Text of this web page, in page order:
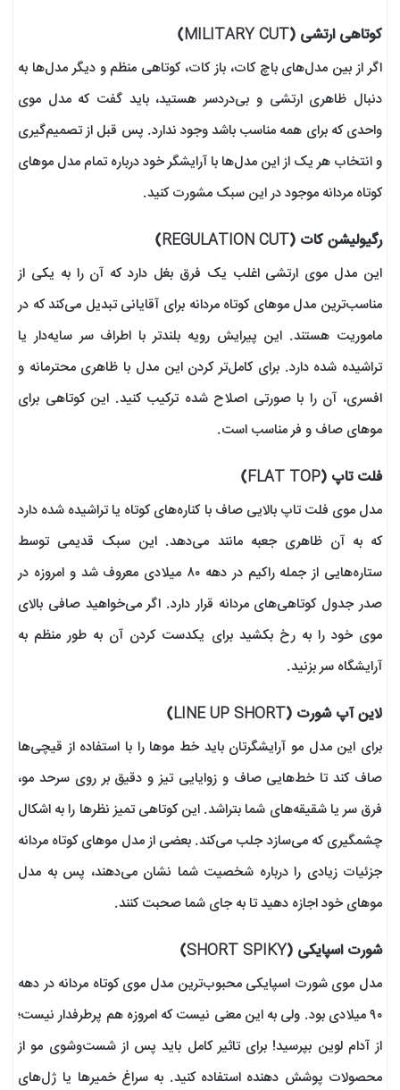
کوتاهی ارتشی (MILITARY CUT)
اگر از بین مدل‌های باچ کات، باز کات، کوتاهی منظم و دیگر مدل‌ها به
دنبال ظاهری ارتشی و بی‌دردسر هستید، باید گفت که مدل موی
واحدی که برای همه مناسب باشد وجود ندارد. پس قبل از تصمیم‌گیری
و انتخاب هر یک از این مدل‌ها با آرایشگر خود درباره تمام مدل‌ موهای
کوتاه مردانه موجود در این سبک مشورت کنید.
رگیولیشن کات (REGULATION CUT)
این مدل موی ارتشی اغلب یک فرق بغل دارد که آن را به یکی از
مناسب‌ترین مدل موهای کوتاه مردانه برای آقایانی تبدیل می‌کند که در
ماموریت هستند. این پیرایش رویه بلندتر با اطراف سر سایه‌دار یا
تراشیده شده دارد. برای کامل‌تر کردن این مدل با ظاهری محترمانه و
افسری، آن را با صورتی اصلاح شده ترکیب کنید. این کوتاهی برای
موهای صاف و فر مناسب است.
فلت تاپ (FLAT TOP)
مدل موی فلت تاپ بالایی صاف با کناره‌های کوتاه یا تراشیده شده دارد
که به آن ظاهری جعبه مانند می‌دهد. این سبک قدیمی توسط
ستاره‌هایی از جمله راکیم در دهه ۸۰ میلادی معروف شد و امروزه در
صدر جدول کوتاهی‌های مردانه قرار دارد. اگر می‌خواهید صافی بالای
موی خود را به رخ بکشید برای یکدست کردن آن به طور منظم به
آرایشگاه سر بزنید.
لاین آپ شورت (LINE UP SHORT)
برای این مدل مو آرایشگرتان باید خط موها را با استفاده از قیچی‌ها
صاف کند تا خط‌هایی صاف و زوایایی تیز و دقیق بر روی سرحد مو،
فرق سر یا شقیقه‌های شما بتراشد. این کوتاهی تمیز نظرها را به اشکال
چشمگیری که می‌سازد جلب می‌کند. بعضی از مدل موهای کوتاه مردانه
جزئیات زیادی را درباره شخصیت شما نشان می‌دهند، پس به مدل
موهای خود اجازه دهید تا به جای شما صحبت کنند.
شورت اسپایکی (SHORT SPIKY)
مدل موی شورت اسپایکی محبوب‌ترین مدل موی کوتاه مردانه در دهه
۹۰ میلادی بود. ولی به این معنی نیست که امروزه هم پرطرفدار نیست؛
از آدام لوین بپرسید! برای تاثیر کامل باید پس از شست‌وشوی مو از
محصولات پوشش دهنده استفاده کنید. به سراغ خمیرها یا ژل‌های